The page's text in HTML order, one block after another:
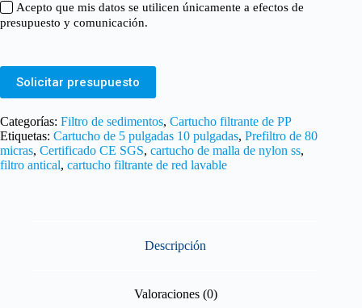
Acepto que mis datos se utilicen únicamente a efectos de
presupuesto y comunicación.
Solicitar presupuesto
Categorías: Filtro de sedimentos, Cartucho filtrante de PP
Etiquetas: Cartucho de 5 pulgadas 10 pulgadas, Prefiltro de 80
micras, Certificado CE SGS, cartucho de malla de nylon ss,
filtro antical, cartucho filtrante de red lavable
Descripción
Valoraciones (0)